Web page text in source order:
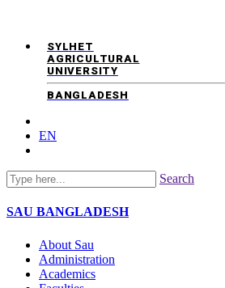
SYLHET
AGRICULTURAL
UNIVERSITY
BANGLADESH
EN
Search
SAU BANGLADESH
About Sau
Administration
Academics